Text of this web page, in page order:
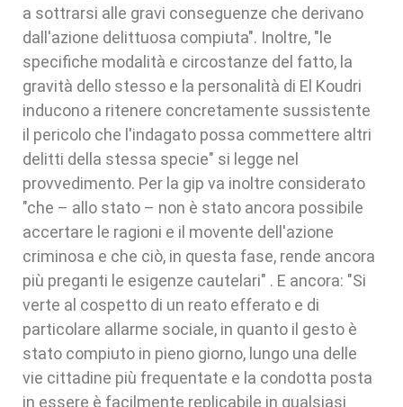
a sottrarsi alle gravi conseguenze che derivano
dall'azione delittuosa compiuta". Inoltre, "le
specifiche modalità e circostanze del fatto, la
gravità dello stesso e la personalità di El Koudri
inducono a ritenere concretamente sussistente
il pericolo che l'indagato possa commettere altri
delitti della stessa specie" si legge nel
provvedimento. Per la gip va inoltre considerato
"che – allo stato – non è stato ancora possibile
accertare le ragioni e il movente dell'azione
criminosa e che ciò, in questa fase, rende ancora
più preganti le esigenze cautelari" . E ancora: "Si
verte al cospetto di un reato efferato e di
particolare allarme sociale, in quanto il gesto è
stato compiuto in pieno giorno, lungo una delle
vie cittadine più frequentate e la condotta posta
in essere è facilmente replicabile in qualsiasi